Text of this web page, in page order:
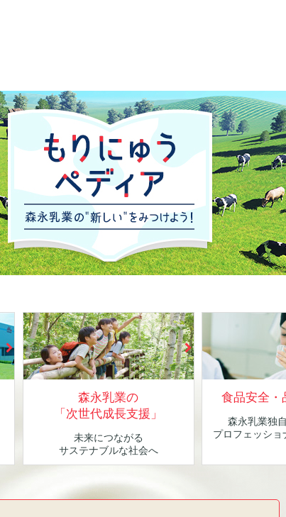
森永乳業の
「次世代成長支援」
未来につながる
サステナブルな社会へ
食品安全・
森永乳業独
プロフェッショ